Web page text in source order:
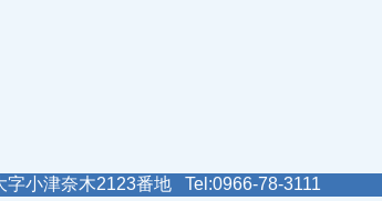
小津奈木2123番地 Tel:0966-78-3111